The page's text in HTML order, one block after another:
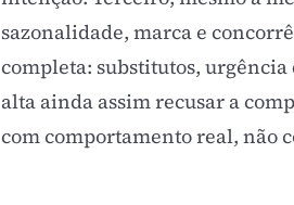
sazonalidade, marca e
completa: substitutos, urgência
alta ainda assim recusar a
com comportamento real, não